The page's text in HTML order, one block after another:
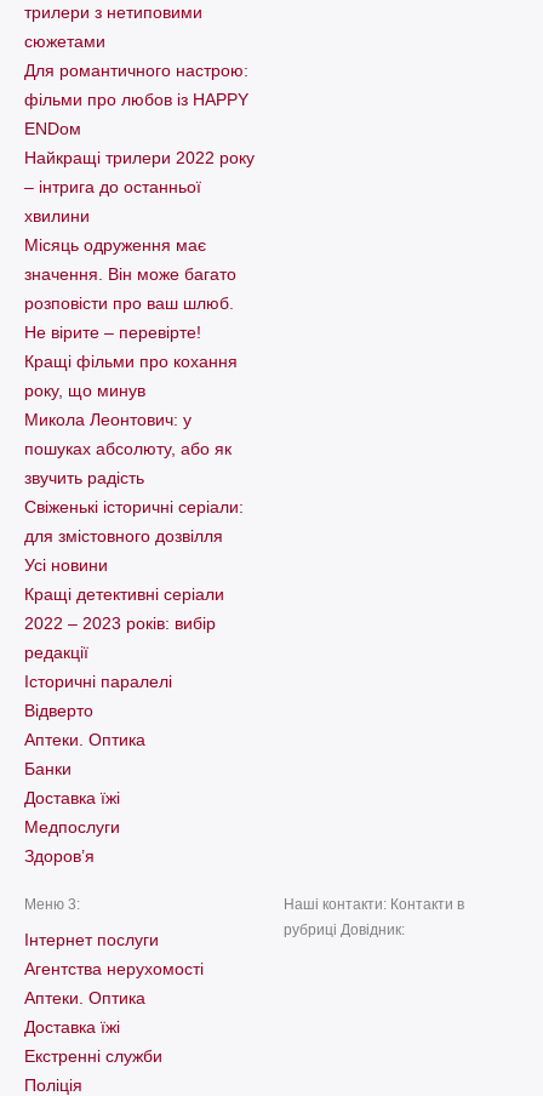
трилери з нетиповими
сюжетами
Для романтичного настрою:
фільми про любов із HAPPY
ENDом
Найкращі трилери 2022 року
– інтрига до останньої
хвилини
Місяць одруження має
значення. Він може багато
розповісти про ваш шлюб.
Не вірите – перевірте!
Кращі фільми про кохання
року, що минув
Микола Леонтович: у
пошуках абсолюту, або як
звучить радість
Свіженькі історичні серіали:
для змістовного дозвілля
Усі новини
Кращі детективні серіали
2022 – 2023 років: вибір
редакції
Історичні паралелі
Відверто
Аптеки. Оптика
Банки
Доставка їжі
Медпослуги
Здоров’я
Меню 3:
Інтернет послуги
Агентства нерухомості
Аптеки. Оптика
Доставка їжі
Екстренні служби
Поліція
Наші контакти: Контакти в
рубриці Довідник: